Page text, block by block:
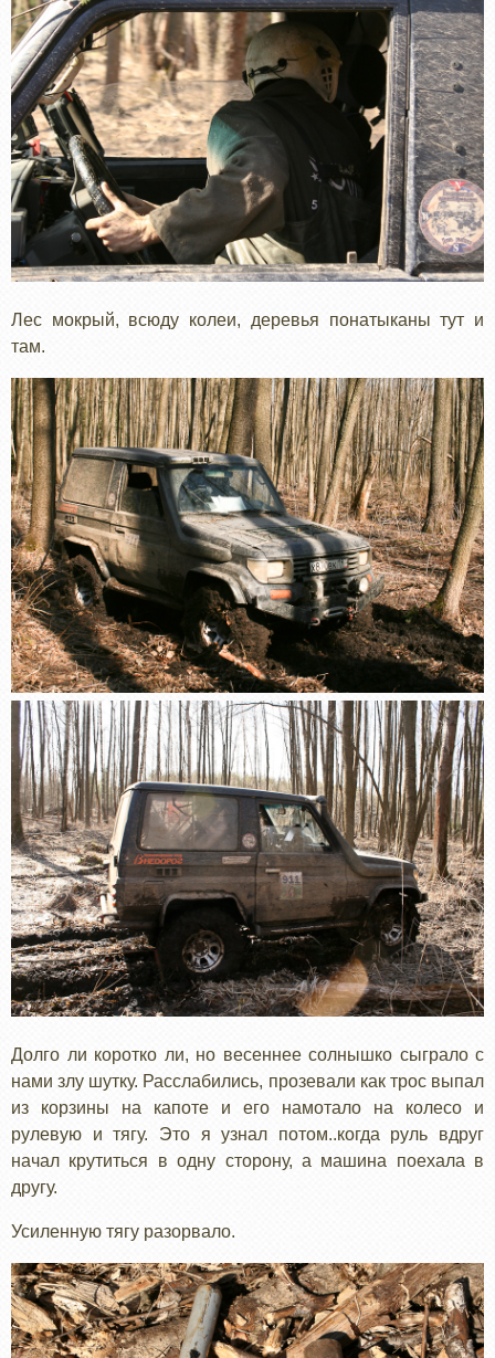
Лес мокрый, всюду колеи, деревья понатыканы тут и
там.
Долго ли коротко ли, но весеннее солнышко сыграло с
нами злу шутку. Расслабились, прозевали как трос выпал
из корзины на капоте и его намотало на колесо и
рулевую и тягу. Это я узнал потом..когда руль вдруг
начал крутиться в одну сторону, а машина поехала в
другу.
Усиленную тягу разорвало.